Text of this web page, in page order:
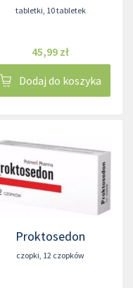
tabletki 10 tabletek
45,99 zł
Dodaj do koszyka
Proktosedon
czopki 12 czopków